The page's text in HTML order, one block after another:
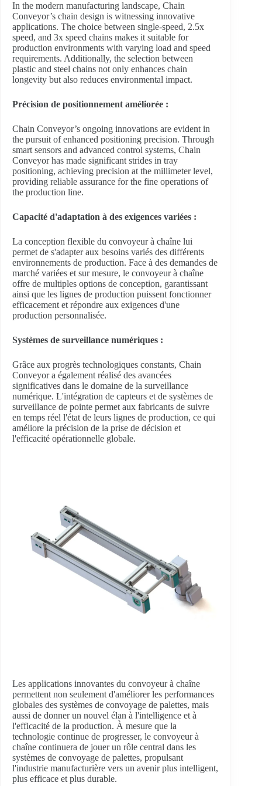
In the modern manufacturing landscape, Chain
Conveyor’s chain design is witnessing innovative
applications. The choice between single-speed, 2.5x
speed, and 3x speed chains makes it suitable for
production environments with varying load and speed
requirements. Additionally, the selection between
plastic and steel chains not only enhances chain
longevity but also reduces environmental impact.
Précision de positionnement améliorée :
Chain Conveyor’s ongoing innovations are evident in
the pursuit of enhanced positioning precision. Through
smart sensors and advanced control systems, Chain
Conveyor has made significant strides in tray
positioning, achieving precision at the millimeter level,
providing reliable assurance for the fine operations of
the production line.
Capacité d'adaptation à des exigences variées :
La conception flexible du convoyeur à chaîne lui
permet de s'adapter aux besoins variés des différents
environnements de production. Face à des demandes de
marché variées et sur mesure, le convoyeur à chaîne
offre de multiples options de conception, garantissant
ainsi que les lignes de production puissent fonctionner
efficacement et répondre aux exigences d'une
production personnalisée.
Systèmes de surveillance numériques :
Grâce aux progrès technologiques constants, Chain
Conveyor a également réalisé des avancées
significatives dans le domaine de la surveillance
numérique. L'intégration de capteurs et de systèmes de
surveillance de pointe permet aux fabricants de suivre
en temps réel l'état de leurs lignes de production, ce qui
améliore la précision de la prise de décision et
l'efficacité opérationnelle globale.
Les applications innovantes du convoyeur à chaîne
permettent non seulement d'améliorer les performances
globales des systèmes de convoyage de palettes, mais
aussi de donner un nouvel élan à l'intelligence et à
l'efficacité de la production. À mesure que la
technologie continue de progresser, le convoyeur à
chaîne continuera de jouer un rôle central dans les
systèmes de convoyage de palettes, propulsant
l'industrie manufacturière vers un avenir plus intelligent,
plus efficace et plus durable.